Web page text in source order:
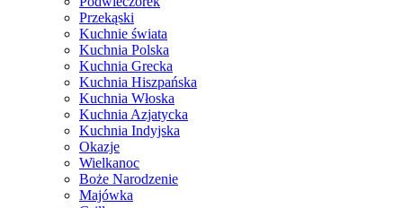
Przekąski
Kuchnie świata
Kuchnia Polska
Kuchnia Grecka
Kuchnia Hiszpańska
Kuchnia Włoska
Kuchnia Azjatycka
Kuchnia Indyjska
Okazje
Wielkanoc
Boże Narodzenie
Majówka